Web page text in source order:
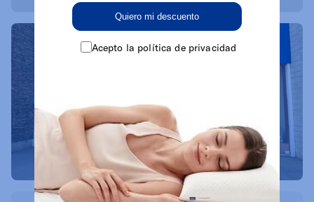
Quiero mi descuento
Acepto la política de privacidad